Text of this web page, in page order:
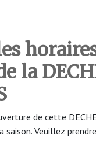
la
de cette
Veuillez